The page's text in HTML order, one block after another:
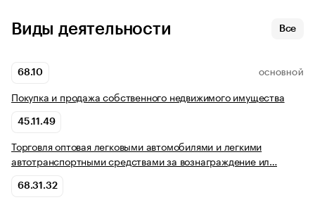
Виды деятельности Все
68.10 ОСНОВНОЙ
Покупка и продажа собственного недвижимого имущества
45.11.49
Торговля оптовая легковыми автомобилями и легкими
автотранспортными средствами за вознаграждение ил…
68.31.32